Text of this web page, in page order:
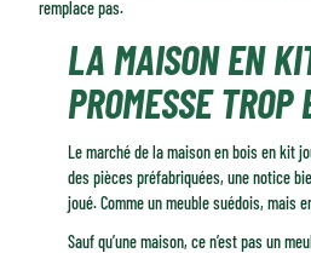
Autoconstruction : ce que vous
remplace pas.
LA MAISON EN
PROMESSE
Le marché de la maison en bois en kit
des pièces préfabriquées, une notice
joué. Comme un meuble suédois, mais
Sauf qu’une maison, ce n’est pas un